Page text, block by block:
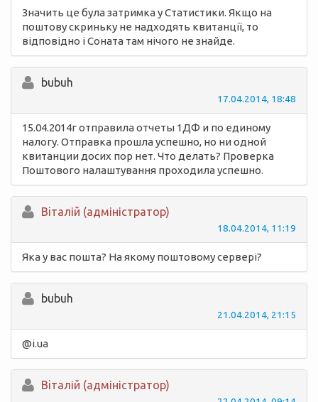
Значить це була затримка у Статистики. Якщо на
поштову скриньку не надходять квитанції, то
відповідно і Соната там нічого не знайде.
bubuh
17.04.2014, 18:48
15.04.2014г отправила отчеты 1ДФ и по единому
налогу. Отправка прошла успешно, но ни одной
квитанции досих пор нет. Что делать? Проверка
Поштового налаштування проходила успешно.
Вiталій (адміністратор)
18.04.2014, 11:19
Яка у вас пошта? На якому поштовому сервері?
bubuh
21.04.2014, 21:15
@i.ua
Вiталій (адміністратор)